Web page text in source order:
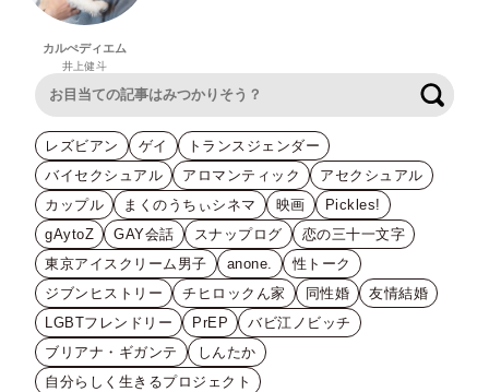
カルぺディエム
井上健斗
レズビアン ゲイ
トランスジェンダー
バイセクシュアル
アロマンティック
アセクシュアル
カップル
まくのうちぃシネマ 映画
Pickles!
gAytoZ
GAY会話 スナップログ
恋の三十一文字
東京アイスクリーム男子
anone.
性トーク
ジブンヒストリー
チヒロックん家 同性婚
友情結婚
LGBTフレンドリー
PrEP
バビ江ノビッチ
ブリアナ・ギガンテ
しんたか
自分らしく生きるプロジェクト